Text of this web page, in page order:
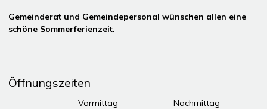
Gemeinderat und Gemeindepersonal wünschen allen eine
schöne Sommerferienzeit.
Öffnungszeiten
Öffnungszeiten Vormittag
Vormittag
Nachmittag